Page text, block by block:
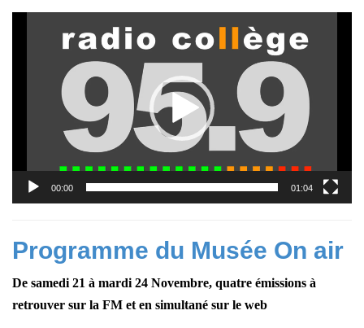
00:00 01:04
Programme du Musée On air
De samedi 21 à mardi 24 Novembre, quatre émissions à
retrouver sur la FM et en simultané sur le web